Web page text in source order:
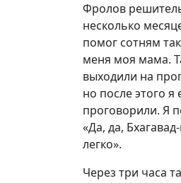
Фролов
несколько
помог сотням
меня моя мама.
выходили на
но после этого
проговорили. Я
«Да, да,
легко».
Через три часа